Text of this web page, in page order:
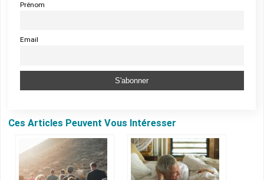
Prénom
Email
Ces Articles Peuvent Vous Intéresser